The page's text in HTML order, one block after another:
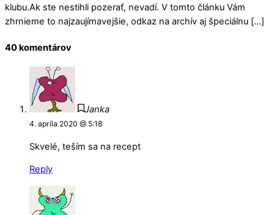
klubu.Ak ste nestihli pozerať, nevadí. V tomto článku Vám
zhrnieme to najzaujímavejšie, odkaz na archív aj špeciálnu […]
40 komentárov
Janka
4. apríla 2020 @ 5:18
Skvelé, teším sa na recept
Reply